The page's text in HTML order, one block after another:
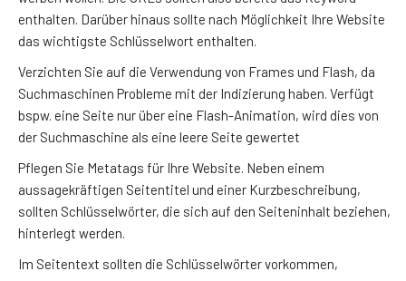
enthalten. Darüber hinaus sollte nach Möglichkeit Ihre Website
das wichtigste Schlüsselwort enthalten.
Verzichten Sie auf die Verwendung von Frames und Flash, da
Suchmaschinen Probleme mit der Indizierung haben. Verfügt
bspw. eine Seite nur über eine Flash-Animation, wird dies von
der Suchmaschine als eine leere Seite gewertet
Pflegen Sie Metatags für Ihre Website. Neben einem
aussagekräftigen Seitentitel und einer Kurzbeschreibung,
sollten Schlüsselwörter, die sich auf den Seiteninhalt beziehen,
hinterlegt werden.
Im Seitentext sollten die Schlüsselwörter vorkommen,